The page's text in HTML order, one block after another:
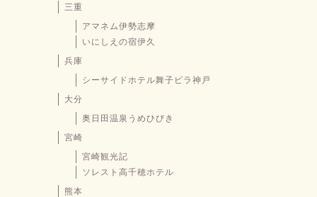
三重
アマネム伊勢志摩
いにしえの宿伊久
兵庫
シーサイドホテル舞子ビラ神戸
大分
奥日田温泉うめひびき
宮崎
宮崎観光記
ソレスト高千穂ホテル
熊本